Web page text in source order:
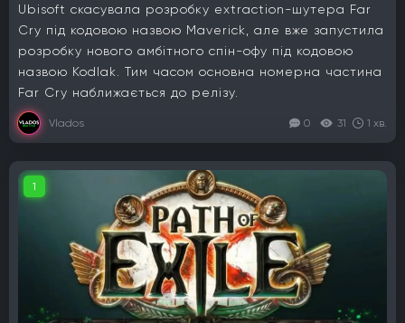
Ubisoft скасувала розробку extraction-шутера Far
Cry під кодовою назвою Maverick, але вже запустила
розробку нового амбітного спін-офу під кодовою
назвою Kodlak. Тим часом основна номерна частина
Far Cry наближається до релізу.
Vlados 0 31 1 хв.
1